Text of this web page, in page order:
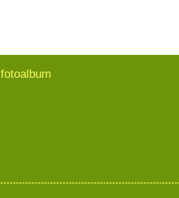
fotoalbum